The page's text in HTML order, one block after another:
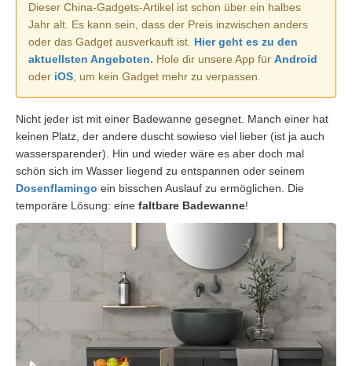
Dieser China-Gadgets-Artikel ist schon über ein halbes
Jahr alt. Es kann sein, dass der Preis inzwischen anders
oder das Gadget ausverkauft ist. Hier geht es zu den
aktuellsten Angeboten. Hole dir unsere App für Android
oder iOS , um kein Gadget mehr zu verpassen.
Nicht jeder ist mit einer Badewanne gesegnet. Manch einer hat
keinen Platz, der andere duscht sowieso viel lieber (ist ja auch
wassersparender). Hin und wieder wäre es aber doch mal
schön sich im Wasser liegend zu entspannen oder seinem
Dosenflamingo ein bisschen Auslauf zu ermöglichen. Die
temporäre Lösung: eine faltbare Badewanne!